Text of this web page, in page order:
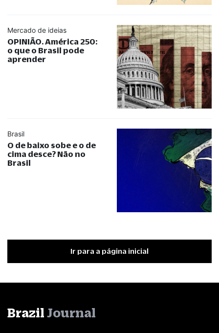
Mercado de ideias
OPINIÃO. América 250:
o que o Brasil pode
aprender
Brasil
O de baixo sobe e o de
cima desce? Não no
Brasil
Ir para a página inicial
Brazil Journal